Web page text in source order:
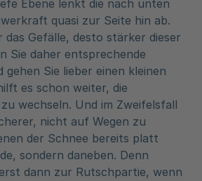
Ebene lenkt die nach unten
quasi zur Seite hin ab.
das Gefälle, desto stärker dieser
Sie daher entsprechende
gehen Sie lieber einen kleinen
es schon weiter, die
wechseln. Und im Zweifelsfall
nicht auf Wegen zu
der Schnee bereits platt
sondern daneben. Denn
dann zur Rutschpartie, wenn